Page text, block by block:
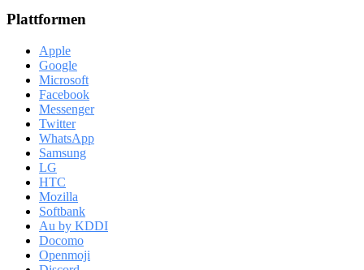
Plattformen
Apple
Google
Microsoft
Facebook
Messenger
Twitter
WhatsApp
Samsung
LG
HTC
Mozilla
Softbank
Au by KDDI
Docomo
Openmoji